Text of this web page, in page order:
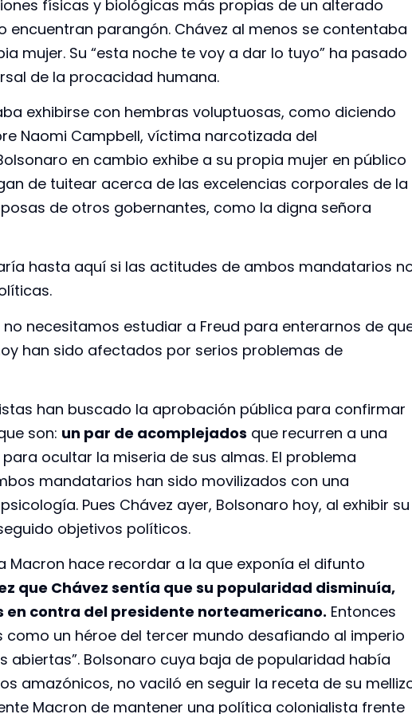
físicas y biológicas más propias de un alterado
encuentran parangón. Chávez al menos se contentaba
mujer. Su “esta noche te voy a dar lo tuyo” ha pasado
de la procacidad humana.
exhibirse con hembras voluptuosas, como diciendo
Naomi Campbell, víctima narcotizada del
en cambio exhibe a su propia mujer en público
de tuitear acerca de las excelencias corporales de la
de otros gobernantes, como la digna señora
hasta aquí si las actitudes de ambos mandatarios
necesitamos estudiar a Freud para enterarnos de
han sido afectados por serios problemas de
han buscado la aprobación pública para confirmar
son: un par de acomplejados que recurren a una
ocultar la miseria de sus almas. El problema
mandatarios han sido movilizados con una
Pues Chávez ayer, Bolsonaro hoy, al exhibir su
objetivos políticos.
Macron hace recordar a la que exponía el difunto
que Chávez sentía que su popularidad disminuía,
contra del presidente norteamericano. Entonces
un héroe del tercer mundo desafiando al imperio
abiertas”. Bolsonaro cuya baja de popularidad había
amazónicos, no vaciló en seguir la receta de su
Macron de mantener una política colonialista frente